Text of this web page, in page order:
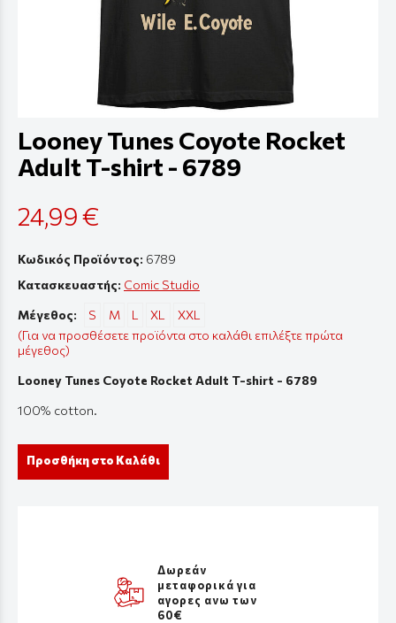
Looney Tunes Coyote Rocket
Adult T-shirt - 6789
24,99 €
Κωδικός Προϊόντος: 6789
Κατασκευαστής: Comic Studio
(Για να προσθέσετε προϊόντα στο καλάθι επιλέξτε πρώτα
μέγεθος)
Μέγεθος: S M L XL XXL
Looney Tunes Coyote Rocket Adult T-shirt - 6789
100% cotton.
Προσθήκη στο Καλάθι
Δωρεάν
μεταφορικά για
αγορες ανω των
60€